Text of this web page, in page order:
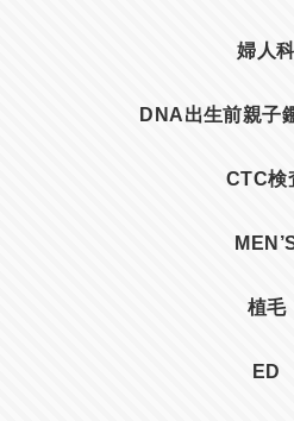
婦人
DNA出生前親子
CTC検
植毛
ED